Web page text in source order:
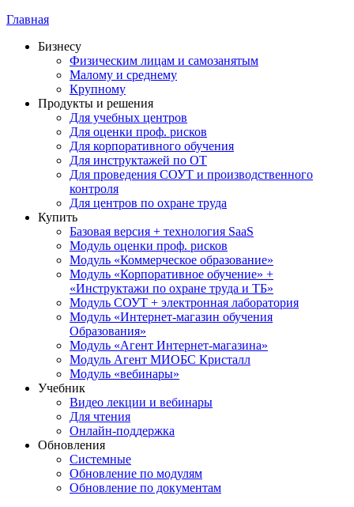
Главная
Бизнесу
Физическим лицам и самозанятым
Малому и среднему
Крупному
Продукты и решения
Для учебных центров
Для оценки проф. рисков
Для корпоративного обучения
Для инструктажей по ОТ
Для проведения СОУТ и производственного
контроля
Для центров по охране труда
Купить
Базовая версия + технология SaaS
Модуль оценки проф. рисков
Модуль «Коммерческое образование»
Модуль «Корпоративное обучение» +
«Инструктажи по охране труда и ТБ»
Модуль СОУТ + электронная лаборатория
Модуль «Интернет-магазин обучения
Образования»
Модуль «Агент Интернет-магазина»
Модуль Агент МИОБС Кристалл
Модуль «вебинары»
Учебник
Видео лекции и вебинары
Для чтения
Онлайн-поддержка
Обновления
Системные
Обновление по модулям
Обновление по документам